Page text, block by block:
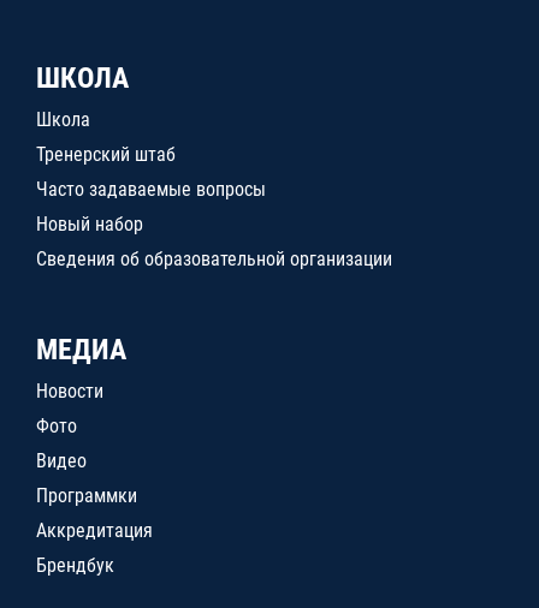
ШКОЛА
Школа
Тренерский штаб
Часто задаваемые вопросы
Новый набор
Сведения об образовательной организации
МЕДИА
Новости
Фото
Видео
Программки
Аккредитация
Брендбук